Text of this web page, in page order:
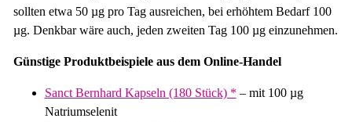
sollten etwa 50 µg pro Tag ausreichen, bei erhöhtem Bedarf 100
µg. Denkbar wäre auch, jeden zweiten Tag 100 µg einzunehmen.
Günstige Produktbeispiele aus dem Online-Handel
Sanct Bernhard Kapseln (180 Stück) * – mit 100 µg
Natriumselenit